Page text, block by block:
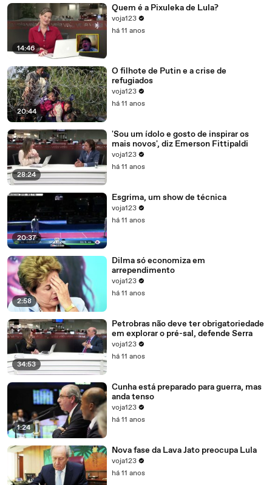
14:46
Quem é a Pixuleka de Lula?
voja123
há 11 anos
20:44
O filhote de Putin e a crise de
refugiados
voja123
há 11 anos
28:24
'Sou um ídolo e gosto de inspirar os
mais novos', diz Emerson Fittipaldi
voja123
há 11 anos
20:37
Esgrima, um show de técnica
voja123
há 11 anos
2:58
Dilma só economiza em
arrependimento
voja123
há 11 anos
34:53
Petrobras não deve ter obrigatoriedade
em explorar o pré-sal, defende Serra
voja123
há 11 anos
1:24
Cunha está preparado para guerra, mas
anda tenso
voja123
há 11 anos
Nova fase da Lava Jato preocupa Lula
voja123
há 11 anos